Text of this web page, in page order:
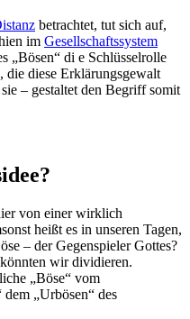
betrachtet, tut sich auf,
im Gesellschaftssystem
„Bösen“ di e Schlüsselrolle
die diese Erklärungsgewalt
– gestaltet den Begriff somit
von einer wirklich
heißt es in unseren Tagen,
– der Gegenspieler Gottes?
wir dividieren.
„Böse“ vom
„Urbösen“ des